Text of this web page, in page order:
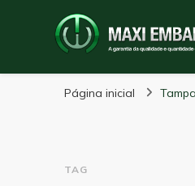
Maxi
Blog Maxi Embalagens
Página inicial
TAG